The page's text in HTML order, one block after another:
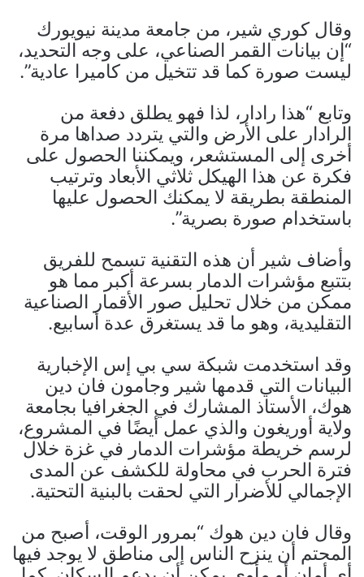
وقال كوري شير، من جامعة مدينة نيويورك
“إن بيانات القمر الصناعي، على وجه التحديد،
ليست صورة كما قد تتخيل من كاميرا عادية”.
وتابع “هذا رادار، لذا فهو يطلق دفعة من
الرادار على الأرض والتي يتردد صداها مرة
أخرى إلى المستشعر، ويمكننا الحصول على
فكرة عن هذا الهيكل ثلاثي الأبعاد وترتيب
المنطقة بطريقة لا يمكنك الحصول عليها
باستخدام صورة بصرية”.
وأضاف شير أن هذه التقنية تسمح للفريق
بتتبع مؤشرات الدمار بسرعة أكبر مما هو
ممكن من خلال تحليل صور الأقمار الصناعية
التقليدية، وهو ما قد يستغرق عدة أسابيع.
وقد استخدمت شبكة سي بي إس الإخبارية
البيانات التي قدمها شير وجامون فان دين
هوك، الأستاذ المشارك في الجغرافيا بجامعة
ولاية أوريغون والذي عمل أيضًا في المشروع،
لرسم خريطة مؤشرات الدمار في غزة خلال
فترة الحرب في محاولة للكشف عن المدى
الإجمالي للأضرار التي لحقت بالبنية التحتية.
وقال فان دين هوك “بمرور الوقت، أصبح من
المحتم أن ينزح الناس إلى مناطق لا يوجد فيها